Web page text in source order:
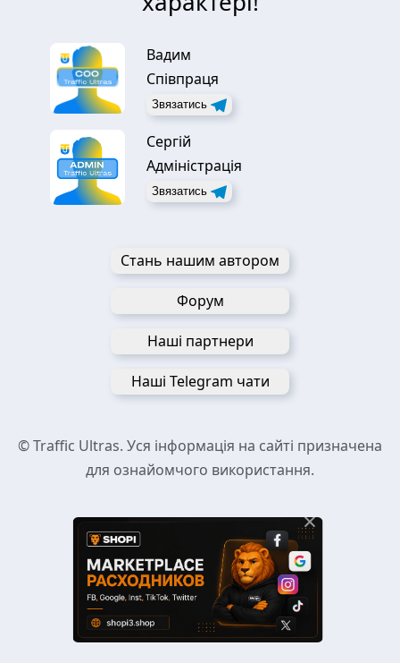
Вадим
Співпраця
Звязатись
Сергій
Адміністрація
Звязатись
Стань нашим автором
Форум
Наші партнери
Наші Telegram чати
© Traffic Ultras. Уся інформація на сайті призначена
для ознайомчого використання.
×